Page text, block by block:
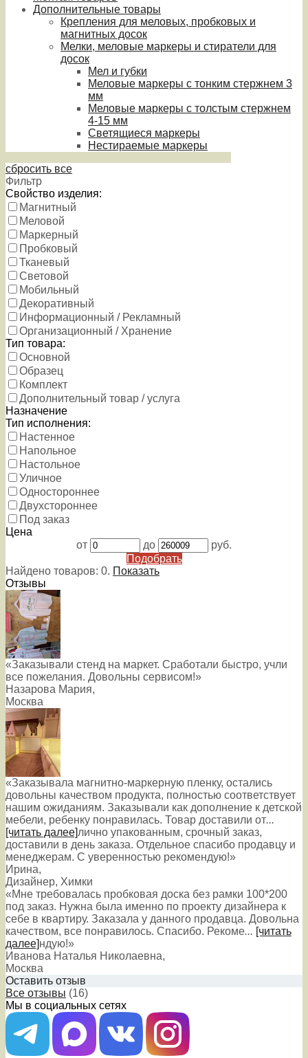
Дополнительные товары
Крепления для меловых, пробковых и
магнитных досок
Мелки, меловые маркеры и стиратели для
досок
Мел и губки
Меловые маркеры с тонким стержнем 3
мм
Меловые маркеры с толстым стержнем
4-15 мм
Светящиеся маркеры
Нестираемые маркеры
сбросить все
Фильтр
Свойство изделия:
Магнитный
Меловой
Маркерный
Пробковый
Тканевый
Световой
Мобильный
Декоративный
Информационный / Рекламный
Организационный / Хранение
Тип товара:
Основной
Образец
Комплект
Дополнительный товар / услуга
Назначение
Тип исполнения:
Настенное
Напольное
Настольное
Уличное
Одностороннее
Двухстороннее
Под заказ
Цена
от
до
руб.
Подобрать
Найдено товаров: 0. Показать
Отзывы
«Заказывали стенд на маркет. Сработали быстро, учли
все пожелания. Довольны сервисом!»
Назарова Мария,
Москва
«Заказывала магнитно-маркерную пленку, остались
довольны качеством продукта, полностью соответствует
нашим ожиданиям. Заказывали как дополнение к детской
мебели, ребенку понравилась. Товар доставили от...
[читать далее]лично упакованным, срочный заказ,
доставили в день заказа. Отдельное спасибо продавцу и
менеджерам. С уверенностью рекомендую!»
Ирина,
Дизайнер, Химки
«Мне требовалась пробковая доска без рамки 100*200
под заказ. Нужна была именно по проекту дизайнера к
себе в квартиру. Заказала у данного продавца. Довольна
качеством, все понравилось. Спасибо. Рекоме... [читать
далее]ндую!»
Иванова Наталья Николаевна,
Москва
Оставить отзыв
Все отзывы (16)
Мы в социальных сетях